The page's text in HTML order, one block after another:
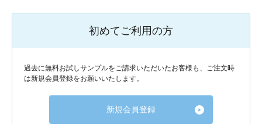
初めてご利用の方
過去に無料お試しサンプルをご請求いただいたお客様も、ご注文時
は新規会員登録をお願いいたします。
新規会員登録